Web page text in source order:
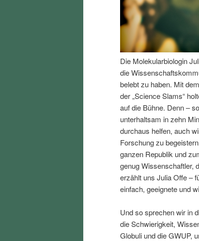
I
h
a
l
t
s
p
i
e
I
n
h
a
l
t
p
Die Molekularbiologin
die
belebt zu haben. Mit
der „Science Slams“
auf die Bühne. Denn –
unterhaltsam in zehn
durchaus helfen, auch
Forschung zu
ganzen Republik und
genug Wissenschaftler,
erzählt uns Julia Offe –
einfach, geeignete und
Und so sprechen wir in
die Schwierigkeit,
Globuli und die GWUP,